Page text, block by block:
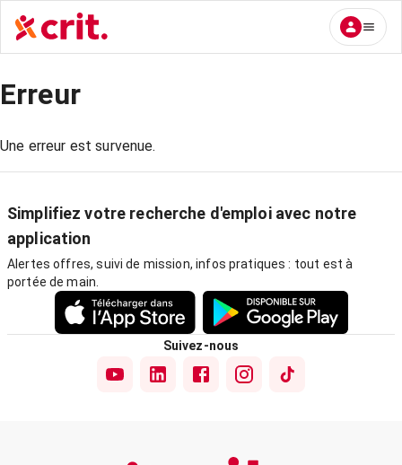
Erreur
Une erreur est survenue.
Simplifiez votre recherche d'emploi avec notre
application
Alertes offres, suivi de mission, infos pratiques : tout est à
portée de main.
Suivez-nous